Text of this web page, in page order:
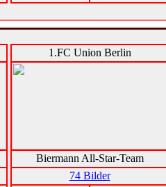
1.FC Union Berlin
Biermann All-Star-Team
74 Bilder